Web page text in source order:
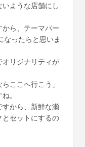
いような店舗にし
ら、テーマパー
なったらと思いま
リジナリティが
ここへ行こう」
。
から、新鮮な瀬
セットにするの